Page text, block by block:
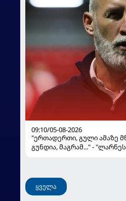
09:10/05-08-2026
"ერთადერთი, გული ამაზე
გუნდია, მაგრამ..." -
ყველა